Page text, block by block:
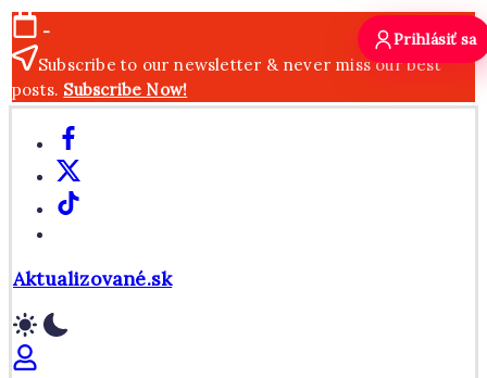
Skip
to
content
-
Subscribe to our newsletter & never miss our best
posts. Subscribe Now!
Facebook
X
TikTok
Aktualizované.sk
Prihlásiť sa